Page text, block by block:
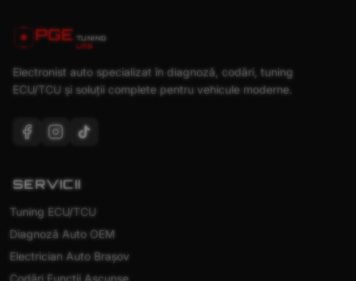
PGE TUNING
LAB
Electronist auto specializat în diagnoză, codări, tuning
ECU/TCU și soluții complete pentru vehicule moderne.
SERVICII
Tuning ECU/TCU
Diagnoză Auto OEM
Electrician Auto Brașov
Codări Funcții Ascunse